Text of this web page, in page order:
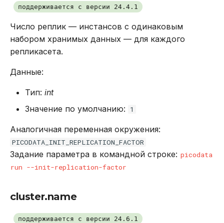
поддерживается с версии 24.4.1
Число реплик — инстансов с одинаковым
набором хранимых данных — для каждого
репликасета.
Данные:
Тип: int
Значение по умолчанию:
1
Аналогичная переменная окружения:
PICODATA_INIT_REPLICATION_FACTOR
Задание параметра в командной строке: picodata
run --init-replication-factor
cluster.name
поддерживается с версии 24.6.1